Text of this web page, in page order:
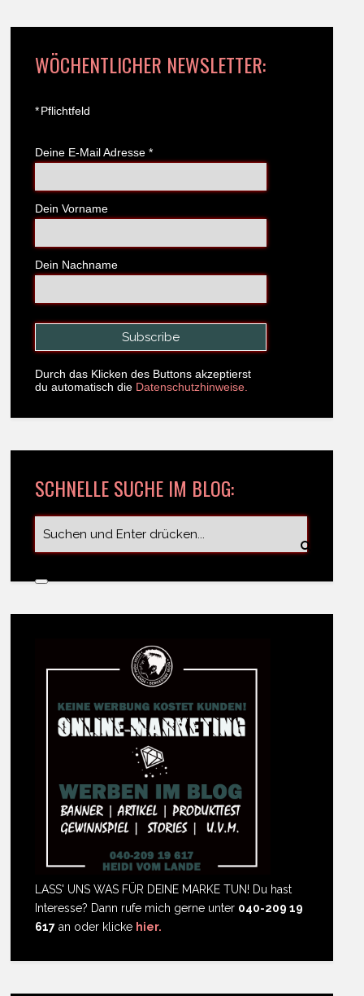
WÖCHENTLICHER NEWSLETTER:
*Pflichtfeld
Deine E-Mail Adresse *
Dein Vorname
Dein Nachname
Durch das Klicken des Buttons akzeptierst
du automatisch die Datenschutzhinweise.
SCHNELLE SUCHE IM BLOG:
LASS' UNS WAS FÜR DEINE MARKE TUN! Du hast
Interesse? Dann rufe mich gerne unter 040-209 19
617 an oder klicke hier.